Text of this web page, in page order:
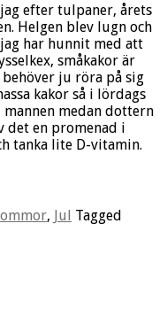
efter tulpaner, årets
Helgen blev lugn och
har hunnit med att
småkakor är
ju röra på sig
kakor så i lördags
medan dottern
det en promenad i
tanka lite D-vitamin.
, Jul Tagged